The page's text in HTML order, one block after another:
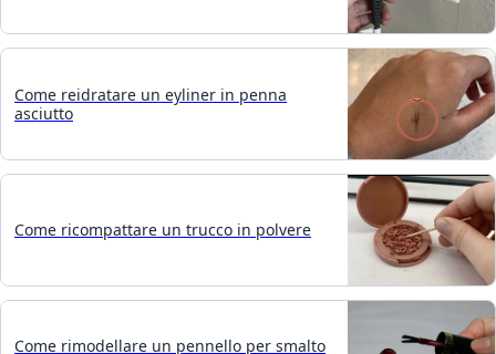
Come reidratare un eyliner in penna
asciutto
Come ricompattare un trucco in polvere
Come rimodellare un pennello per smalto